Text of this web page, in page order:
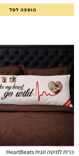
הוספה לסל
כרית למיטה זוגית HeartBeats